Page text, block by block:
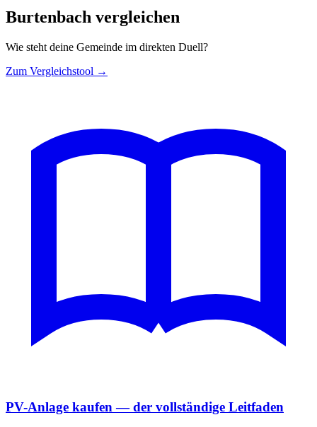
Burtenbach vergleichen
Wie steht deine Gemeinde im direkten Duell?
Zum Vergleichstool →
PV-Anlage kaufen — der vollständige Leitfaden